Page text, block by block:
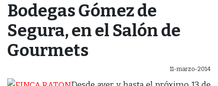
Bodegas Gómez de
Segura, en el Salón de
Gourmets
11-marzo-2014